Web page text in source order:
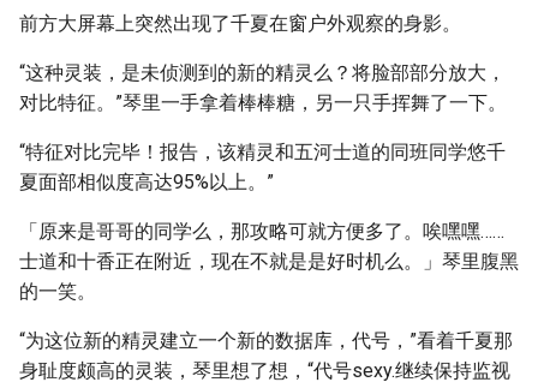
前方大屏幕上突然出现了千夏在窗户外观察的身影。
“这种灵装，是未侦测到的新的精灵么？将脸部部分放大，
对比特征。”琴里一手拿着棒棒糖，另一只手挥舞了一下。
“特征对比完毕！报告，该精灵和五河士道的同班同学悠千
夏面部相似度高达95%以上。”
「原来是哥哥的同学么，那攻略可就方便多了。唉嘿嘿……
士道和十香正在附近，现在不就是是好时机么。」琴里腹黑
的一笑。
“为这位新的精灵建立一个新的数据库，代号，”看着千夏那
身耻度颇高的灵装，琴里想了想，“代号sexy.继续保持监视